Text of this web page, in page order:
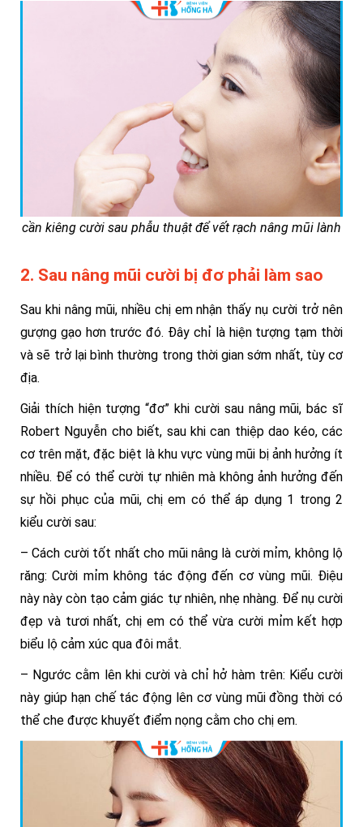
cần kiêng cười sau phẫu thuật để vết rạch nâng mũi lành
2. Sau nâng mũi cười bị đơ phải làm sao
Sau khi nâng mũi, nhiều chị em nhận thấy nụ cười trở nên
gượng gạo hơn trước đó. Đây chỉ là hiện tượng tạm thời
và sẽ trở lại bình thường trong thời gian sớm nhất, tùy cơ
địa.
Giải thích hiện tượng “đơ” khi cười sau nâng mũi, bác sĩ
Robert Nguyễn cho biết, sau khi can thiệp dao kéo, các
cơ trên mặt, đặc biệt là khu vực vùng mũi bị ảnh hưởng ít
nhiều. Để có thể cười tự nhiên mà không ảnh hưởng đến
sự hồi phục của mũi, chị em có thể áp dụng 1 trong 2
kiểu cười sau:
– Cách cười tốt nhất cho mũi nâng là cười mỉm, không lộ
răng: Cười mỉm không tác động đến cơ vùng mũi. Điệu
này này còn tạo cảm giác tự nhiên, nhẹ nhàng. Để nụ cười
đẹp và tươi nhất, chị em có thể vừa cười mỉm kết hợp
biểu lộ cảm xúc qua đôi mắt.
– Ngước cằm lên khi cười và chỉ hở hàm trên: Kiểu cười
này giúp hạn chế tác động lên cơ vùng mũi đồng thời có
thể che được khuyết điểm nọng cằm cho chị em.